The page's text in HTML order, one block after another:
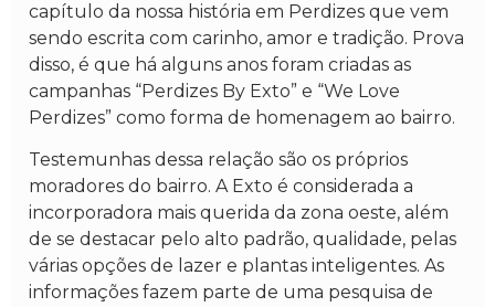
capítulo da nossa história em Perdizes que vem
sendo escrita com carinho, amor e tradição. Prova
disso, é que há alguns anos foram criadas as
campanhas “Perdizes By Exto” e “We Love
Perdizes” como forma de homenagem ao bairro.
Testemunhas dessa relação são os próprios
moradores do bairro. A Exto é considerada a
incorporadora mais querida da zona oeste, além
de se destacar pelo alto padrão, qualidade, pelas
várias opções de lazer e plantas inteligentes. As
informações fazem parte de uma pesquisa de